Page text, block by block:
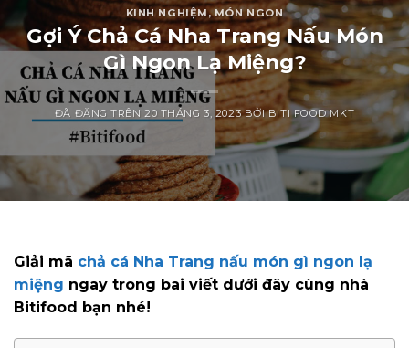
KINH NGHIỆM,MÓN NGON
Gợi Ý Chả Cá Nha Trang Nấu Món
Gì Ngon Lạ Miệng?
ĐÃ ĐĂNG TRÊN20 THÁNG 3, 2023 BỞIBITI FOOD MKT
Giải mã chả cá Nha Trang nấu món gì ngon lạ
miệng ngay trong bai viết dưới đây cùng nhà
Bitifood bạn nhé!